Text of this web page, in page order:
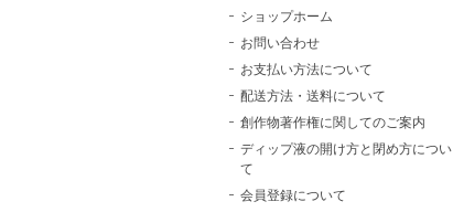
ショップホーム
お問い合わせ
お支払い方法について
配送方法・送料について
創作物著作権に関してのご案内
ディップ液の開け方と閉め方につい
て
会員登録について